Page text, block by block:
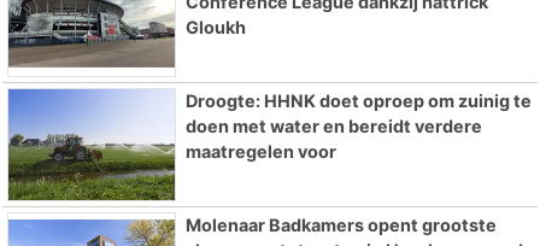
Gloukh
Droogte: HHNK doet oproep om zuinig te
doen met water en bereidt verdere
maatregelen voor
Molenaar Badkamers opent grootste